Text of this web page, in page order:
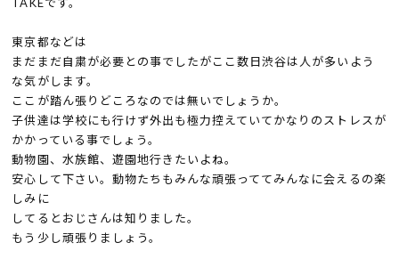
東京都などは
まだまだ自粛が必要との事でしたがここ数日渋谷は人が多いよう
な気がします。
ここが踏ん張りどころなのでは無いでしょうか。
子供達は学校にも行けず外出も極力控えていてかなりのストレスが
かかっている事でしょう。
動物園、水族館、遊園地行きたいよね。
安心して下さい。動物たちもみんな頑張っててみんなに会えるの楽
しみに
してるとおじさんは知りました。
もう少し頑張りましょう。